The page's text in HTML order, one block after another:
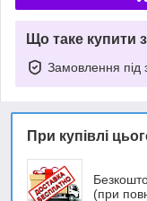
Що таке купити
Замовлення під
При купівлі
(при